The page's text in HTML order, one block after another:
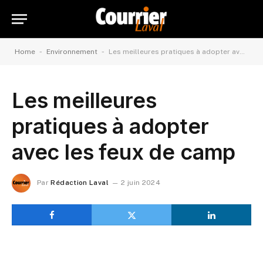
Home - Environnement - Les meilleures pratiques à adopter avec les feux de camp
Les meilleures
pratiques à adopter
avec les feux de camp
Par Rédaction Laval 2 juin 2024